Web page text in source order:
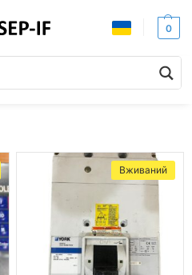
0
Вживаний